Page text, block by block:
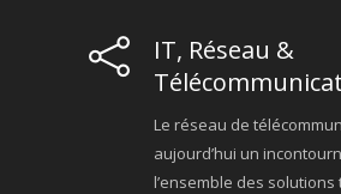
IT, Réseau &
Le réseau de
aujourd’hui un
l’ensemble des